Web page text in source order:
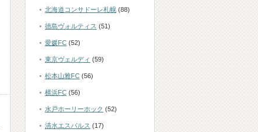
北海道コンサドーレ札幌 (88)
徳島ヴォルティス (51)
愛媛FC (52)
東京ヴェルディ (59)
松本山雅FC (56)
横浜FC (56)
水戸ホーリーホック (52)
清水エスパルス (17)